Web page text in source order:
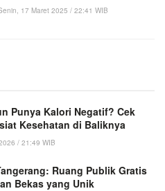
17 Maret 2025 / 22:41 WIB
Punya Kalori Negatif? Cek
Kesehatan di Baliknya
/ 21:49 WIB
Ruang Publik Gratis
Bekas yang Unik